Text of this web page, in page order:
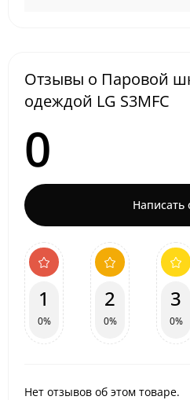
Отзывы о Паровой
одеждой LG S3MFC
0
Написать
1
0%
2
0%
3
0%
Нет отзывов об этом товаре.